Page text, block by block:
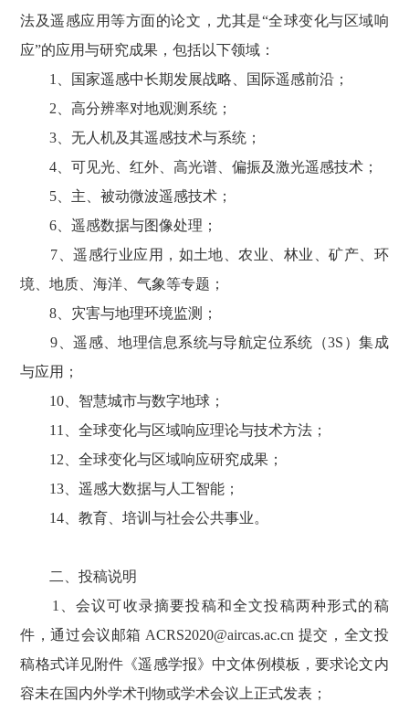
法及遥感应用等方面的论文，尤其是“全球变化与区域响
应”的应用与研究成果，包括以下领域：
1、国家遥感中长期发展战略、国际遥感前沿；
2、高分辨率对地观测系统；
3、无人机及其遥感技术与系统；
4、可见光、红外、高光谱、偏振及激光遥感技术；
5、主、被动微波遥感技术；
6、遥感数据与图像处理；
7、遥感行业应用，如土地、农业、林业、矿产、环
境、地质、海洋、气象等专题；
8、灾害与地理环境监测；
9、遥感、地理信息系统与导航定位系统（3S）集成
与应用；
10、智慧城市与数字地球；
11、全球变化与区域响应理论与技术方法；
12、全球变化与区域响应研究成果；
13、遥感大数据与人工智能；
14、教育、培训与社会公共事业。
二、投稿说明
1、会议可收录摘要投稿和全文投稿两种形式的稿
件，通过会议邮箱 ACRS2020@aircas.ac.cn 提交，全文投
稿格式详见附件《遥感学报》中文体例模板，要求论文内
容未在国内外学术刊物或学术会议上正式发表；